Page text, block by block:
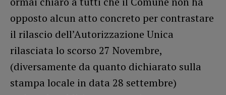
opposto alcun atto concreto per contrastare
il rilascio dell’Autorizzazione Unica
rilasciata lo scorso 27 Novembre,
(diversamente da quanto dichiarato sulla
stampa locale in data 28 settembre)